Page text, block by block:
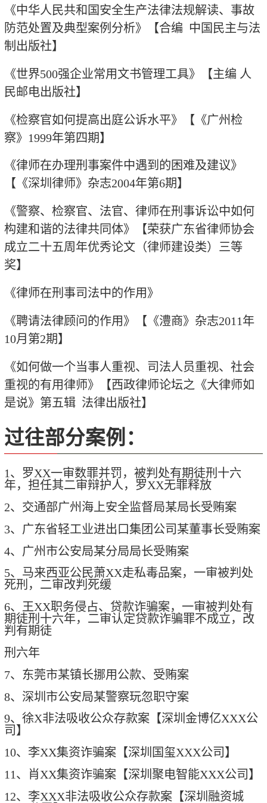
《中华人民共和国安全生产法律法规解读、事故
防范处置及典型案例分析》【合编 中国民主与法
制出版社】
《世界500强企业常用文书管理工具》【主编 人
民邮电出版社】
《检察官如何提高出庭公诉水平》【《广州检
察》 1999年第四期】
《律师在办理刑事案件中遇到的困难及建议》
【《深圳律师》杂志2004年第6期】
《警察、检察官、法官、律师在刑事诉讼中如何
构建和谐的法律共同体》【荣获广东省律师协会
成立二十五周年优秀论文（律师建设类）三等
奖】
《律师在刑事司法中的作用》
《聘请法律顾问的作用》【《澧商》杂志2011年
10月第2期】
《如何做一个当事人重视、司法人员重视、社会
重视的有用律师》【西政律师论坛之《大律师如
是说》第五辑 法律出版社】
过往部分案例：
1、罗XX一审数罪并罚，被判处有期徒刑十六
年，担任其二审辩护人，罗XX无罪释放
2、交通部广州海上安全监督局某局长受贿案
3、广东省轻工业进出口集团公司某董事长受贿案
4、广州市公安局某分局局长受贿案
5、马来西亚公民萧XX走私毒品案，一审被判处
死刑，二审改判死缓
6、王XX职务侵占、贷款诈骗案，一审被判处有
期徒刑十六年，二审认定贷款诈骗罪不成立，改
判有期徒
刑六年
7、东莞市某镇长挪用公款、受贿案
8、深圳市公安局某警察玩忽职守案
9、徐X非法吸收公众存款案【深圳金博亿XXX公
司】
10、李XX集资诈骗案【深圳国玺XXX公司】
11、肖XX集资诈骗案【深圳聚电智能XXX公司】
12、李XXX非法吸收公众存款案【深圳融资城